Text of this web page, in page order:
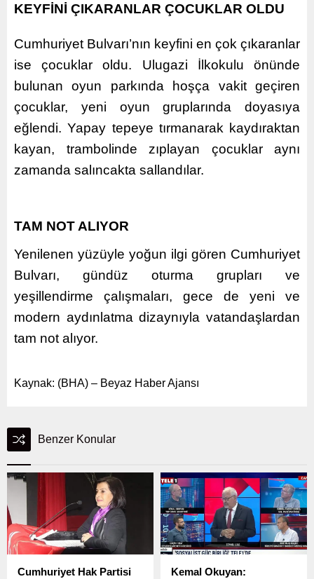
KEYFİNİ ÇIKARANLAR ÇOCUKLAR OLDU
Cumhuriyet Bulvarı’nın keyfini en çok çıkaranlar
ise çocuklar oldu. Ulugazi İlkokulu önünde
bulunan oyun parkında hoşça vakit geçiren
çocuklar, yeni oyun gruplarında doyasıya
eğlendi. Yapay tepeye tırmanarak kaydıraktan
kayan, trambolinde zıplayan çocuklar aynı
zamanda salıncakta sallandılar.
TAM NOT ALIYOR
Yenilenen yüzüyle yoğun ilgi gören Cumhuriyet
Bulvarı, gündüz oturma grupları ve
yeşillendirme çalışmaları, gece de yeni ve
modern aydınlatma dizaynıyla vatandaşlardan
tam not alıyor.
Kaynak: (BHA) – Beyaz Haber Ajansı
Benzer Konular
Cumhuriyet Hak Partisi
Kemal Okuyan: